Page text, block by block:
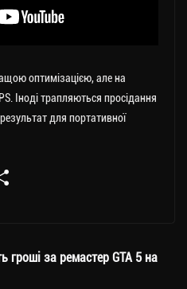
оптимізацією, але на
Іноді трапляються просідання
для портативної
ли
гроші за ремастер GTA 5 на